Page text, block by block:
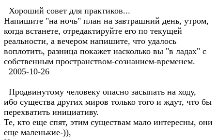
Хороший совет для практиков...
Напишите "на ночь" план на завтрашний день, утром,
когда встанете, отредактируйте его по текущей
реальности, а вечером напишите, что удалось
воплотить, разница покажет насколько вы "в ладах" с
собственным пространством-сознанием-временем.
2005-10-26
Продвинутому человеку опасно засыпать на ходу,
ибо существа других миров только того и ждут, что бы
перехватить инициативу.
Те, кто еще спят, этим существам мало интересны, они
еще маленькие-)),